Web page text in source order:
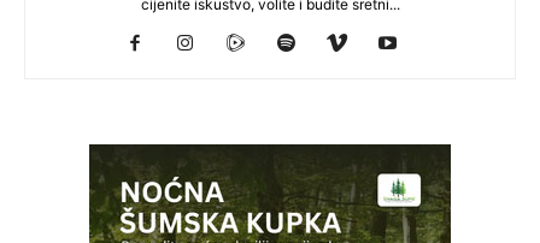
cijenite iskustvo, volite i budite sretni...